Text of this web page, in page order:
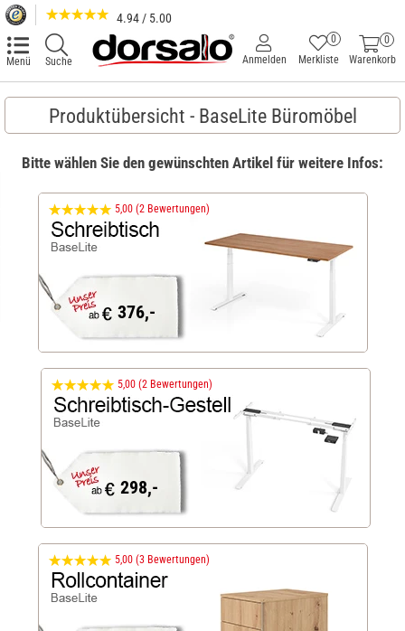
4.94 / 5.00
Menü Suche
0
Warenkorb
Merkliste
0
Anmelden
Produktübersicht - BaseLite Büromöbel
Bitte wählen Sie den gewünschten Artikel für weitere Infos:
5,00 (2 Bewertungen)
376,-
5,00 (2 Bewertungen)
298,-
5,00 (3 Bewertungen)